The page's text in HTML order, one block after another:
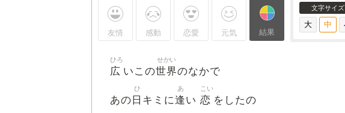
友情 感動 恋愛 元気 結果
文字サイズ
広
ひろ
いこの世界
せかい
のなかで
あの 日
ひ
キミに逢
あ
い 恋
こい
をしたの